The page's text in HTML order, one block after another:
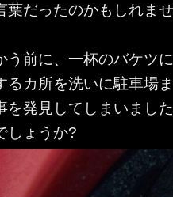
葉だったのかもしれま
う前に、一杯のバケツ
るカ所を洗いに駐車場
発見してしまいました
しょうか?